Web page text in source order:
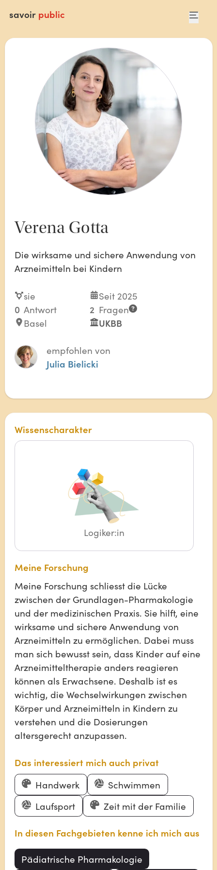
savoir public
Verena Gotta
Die wirksame und sichere Anwendung von
Arzneimitteln bei Kindern
sie
Seit 2025
0 Antwort 2 Fragen
Basel
UKBB
empfohlen von
Julia Bielicki
Wissenscharakter
Logiker:in
Meine Forschung
Meine Forschung schliesst die Lücke
zwischen der Grundlagen-Pharmakologie
und der medizinischen Praxis. Sie hilft, eine
wirksame und sichere Anwendung von
Arzneimitteln zu ermöglichen. Dabei muss
man sich bewusst sein, dass Kinder auf eine
Arzneimitteltherapie anders reagieren
können als Erwachsene. Deshalb ist es
wichtig, die Wechselwirkungen zwischen
Körper und Arzneimitteln in Kindern zu
verstehen und die Dosierungen
altersgerecht anzupassen.
Das interessiert mich auch privat
Handwerk
Schwimmen
Laufsport
Zeit mit der Familie
In diesen Fachgebieten kenne ich mich aus
Pädiatrische Pharmakologie